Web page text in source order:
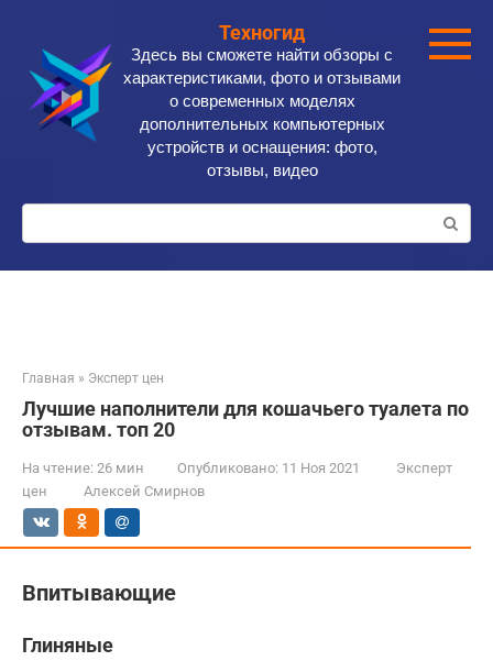
контенту
Техногид
Здесь вы сможете найти обзоры с
характеристиками, фото и отзывами
о современных моделях
дополнительных компьютерных
устройств и оснащения: фото,
отзывы, видео
Поиск:
Главная » Эксперт цен
Лучшие наполнители для кошачьего туалета по
отзывам. топ 20
На чтение: 26 мин Опубликовано: 11 Ноя 2021
Эксперт
цен
Алексей Смирнов
Впитывающие
Глиняные